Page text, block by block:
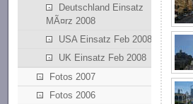
Deutschland Einsatz
MÃ¤rz 2008
USA Einsatz Feb 2008
UK Einsatz Feb 2008
Fotos 2007
Fotos 2006